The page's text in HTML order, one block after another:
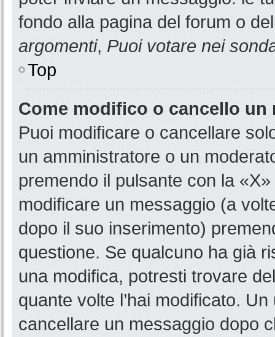
fondo alla pagina del forum o
argomenti, Puoi votare nei
Top
Come modifico o cancello un
Puoi modificare o cancellare
un amministratore o un
premendo il pulsante con la
modificare un messaggio (a
dopo il suo inserimento)
questione. Se qualcuno ha già
una modifica, potresti trovare
quante volte l’hai modificato.
cancellare un messaggio dopo